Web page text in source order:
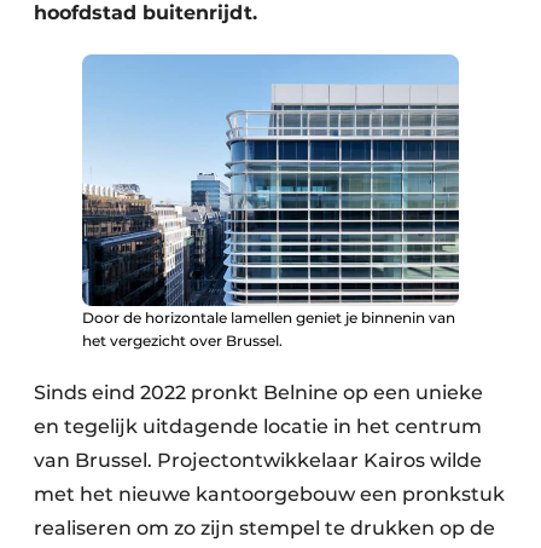
Keukens
Toegangscontrole
Veiligheid & Opleiding
Zonwering
hoofdstad buitenrijdt.
Door de horizontale lamellen geniet je binnenin van
het vergezicht over Brussel.
Sinds eind 2022 pronkt Belnine op een unieke
en tegelijk uitdagende locatie in het centrum
van Brussel. Projectontwikkelaar Kairos wilde
met het nieuwe kantoorgebouw een pronkstuk
realiseren om zo zijn stempel te drukken op de